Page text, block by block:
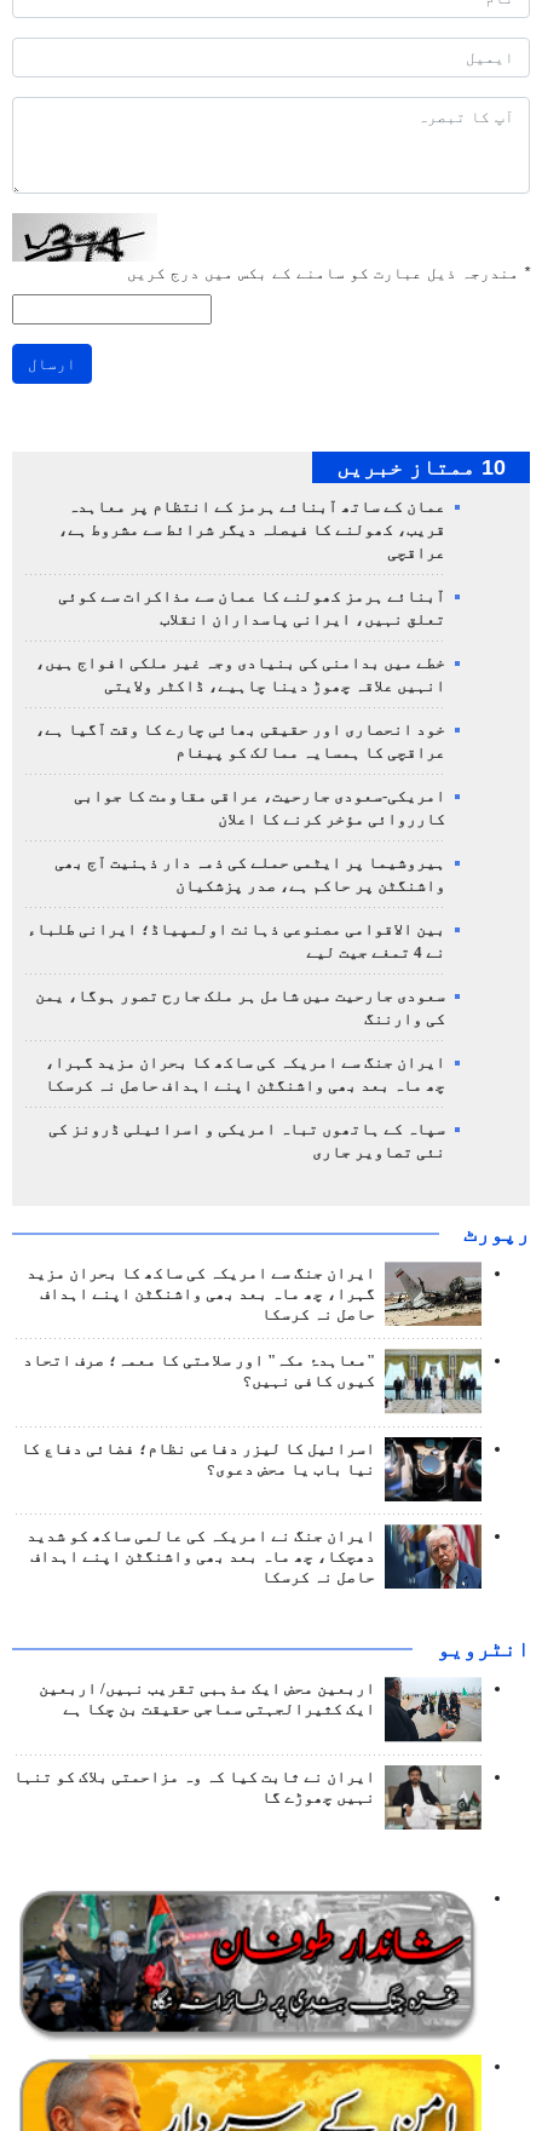
* مندرجہ ذیل عبارت کو سامنے کے بکس میں درج کریں
ارسال
10 ممتاز خبریں
عمان کے ساتھ آبنائے ہرمز کے انتظام پر معاہدہ
قریب، کھولنے کا فیصلہ دیگر شرائط سے مشروط ہے،
عراقچی
آبنائے ہرمز کھولنے کا عمان سے مذاکرات سے کوئی
تعلق نہیں، ایرانی پاسداران انقلاب
خطے میں بدامنی کی بنیادی وجہ غیر ملکی افواج ہیں،
انہیں علاقہ چھوڑ دینا چاہیے، ڈاکٹر ولایتی
خود انحصاری اور حقیقی بھائی چارے کا وقت آگیا ہے،
عراقچی کا ہمسایہ ممالک کو پیغام
امریکی-سعودی جارحیت، عراقی مقاومت کا جوابی
کارروائی مؤخر کرنے کا اعلان
ہیروشیما پر ایٹمی حملے کی ذمہ دار ذہنیت آج بھی
واشنگٹن پر حاکم ہے، صدر پزشکیان
بین الاقوامی مصنوعی ذہانت اولمپیاڈ؛ ایرانی طلباء
نے 4 تمغے جیت لیے
سعودی جارحیت میں شامل ہر ملک جارح تصور ہوگا، یمن
کی وارننگ
ایران جنگ سے امریکہ کی ساکھ کا بحران مزید گہرا،
چھ ماہ بعد بھی واشنگٹن اپنے اہداف حاصل نہ کرسکا
سپاہ کے ہاتھوں تباہ امریکی و اسرائیلی ڈرونز کی
نئی تصاویر جاری
رپورٹ
ایران جنگ سے امریکہ کی ساکھ کا بحران مزید
گہرا، چھ ماہ بعد بھی واشنگٹن اپنے اہداف
حاصل نہ کرسکا
"معاہدۂ مکہ" اور سلامتی کا معمہ؛ صرف اتحاد
کیوں کافی نہیں؟
اسرائیل کا لیزر دفاعی نظام؛ فضائی دفاع کا
نیا باب یا محض دعوی؟
ایران جنگ نے امریکہ کی عالمی ساکھ کو شدید
دھچکا، چھ ماہ بعد بھی واشنگٹن اپنے اہداف
حاصل نہ کرسکا
انٹرويو
اربعین محض ایک مذہبی تقریب نہیں/ اربعین
ایک کثیرالجہتی سماجی حقیقت بن چکا ہے
ایران نے ثابت کیا کہ وہ مزاحمتی بلاک کو تنہا
نہیں چھوڑے گا